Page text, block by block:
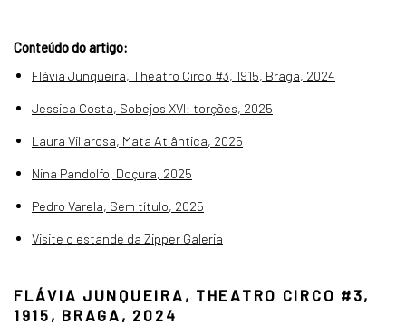
Conteúdo do artigo:
Flávia Junqueira, Theatro Circo #3, 1915, Braga, 2024
Jessica Costa, Sobejos XVI: torções, 2025
Laura Villarosa, Mata Atlântica, 2025
Nina Pandolfo, Doçura, 2025
Pedro Varela, Sem título, 2025
Visite o estande da Zipper Galeria
FLÁVIA JUNQUEIRA, THEATRO CIRCO #3,
1915, BRAGA, 2024